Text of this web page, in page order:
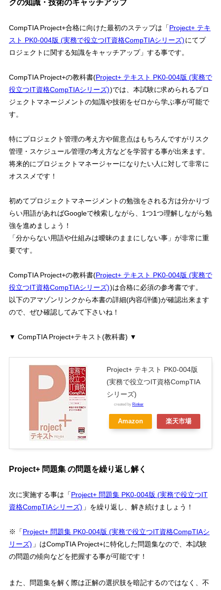
CompTIA Project+合格に向けた最初のステップは「Project+ テキ
スト PK0-004版 (実務で役立つIT資格CompTIAシリーズ)にてプ
ロジェクトに関する知識をキャッチアップ」する事です。
CompTIA Project+の教科書(Project+ テキスト PK0-004版 (実務で
役立つIT資格CompTIAシリーズ))では、本試験に求められるプロ
ジェクトマネージメントの知識や技術をゼロから学ぶ事が可能で
す。
特にプロジェクト管理の考え方や留意点はもちろんですがリスク
管理・スケジュール管理の考え方などを学習する事が出来ます。
将来的にプロジェクトマネージャーになりたい人に対して非常に
オススメです！
初めてプロジェクトマネージメントの勉強をされる方は分かりづ
らい用語があればGoogleで検索しながら、1つ1つ理解しながら勉
強を進めましょう！
「分からない用語や仕組みは曖昧のままにしない事」が非常に重
要です。
CompTIA Project+の教科書(Project+ テキスト PK0-004版 (実務で
役立つIT資格CompTIAシリーズ))は合格に必須の参考書です。
以下のアマゾンリンクから本書の詳細(内容/評価)が確認出来ます
ので、ぜひ確認してみて下さいね！
▼ CompTIA Project+テキスト(教科書) ▼
Project+ テキスト PK0-004版
(実務で役立つIT資格CompTIA
シリーズ)
created by Rinker
Amazon 楽天市場
Project+ 問題集 の問題を繰り返し解く
次に実施する事は「Project+ 問題集 PK0-004版 (実務で役立つIT
資格CompTIAシリーズ) 」を繰り返し、解き続けましょう！
※「Project+ 問題集 PK0-004版 (実務で役立つIT資格CompTIAシ
リーズ) 」はCompTIA Project+に特化した問題集なので、本試験
の問題の傾向などを把握する事が可能です！
また、 問題集を解く際は正解の選択肢を暗記するのではなく、不